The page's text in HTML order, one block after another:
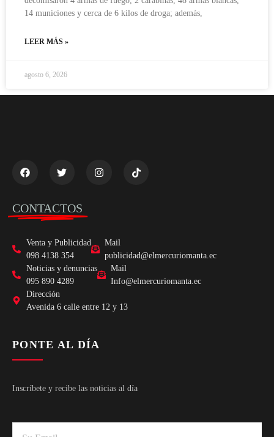
14 municiones y cerca de 6 kilos de droga; además,
LEER MÁS »
agosto 6, 2026
CONTACTOS
Venta y Publicidad
098 4138 354
Mail
publicidad@elmercuriomanta.ec
Noticias y denuncias
095 890 4289
Mail
Info@elmercuriomanta.ec
Dirección
Avenida 6 calle entre 12 y 13
PONTE AL DÍA
Inscríbete y recibe las noticias al día